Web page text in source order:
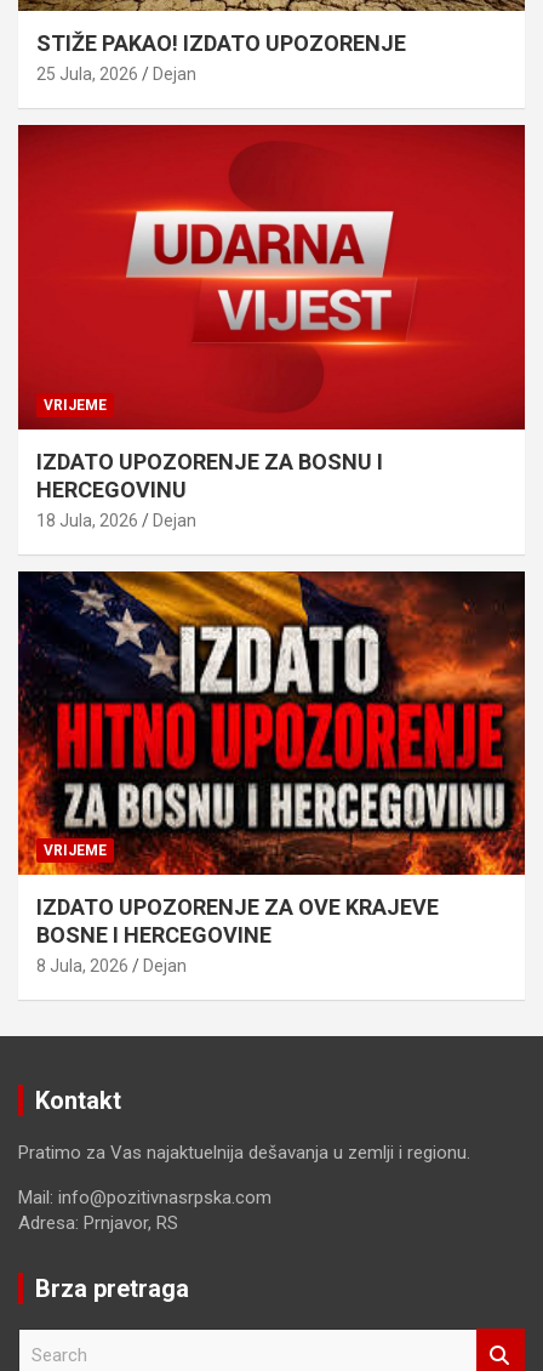
STIŽE PAKAO! IZDATO UPOZORENJE
25 Jula, 2026 Dejan
VRIJEME
IZDATO UPOZORENJE ZA BOSNU I
HERCEGOVINU
18 Jula, 2026 Dejan
VRIJEME
IZDATO UPOZORENJE ZA OVE KRAJEVE
BOSNE I HERCEGOVINE
8 Jula, 2026 Dejan
Kontakt
Pratimo za Vas najaktuelnija dešavanja u zemlji i regionu.
Mail: info@pozitivnasrpska.com
Adresa: Prnjavor, RS
Brza pretraga